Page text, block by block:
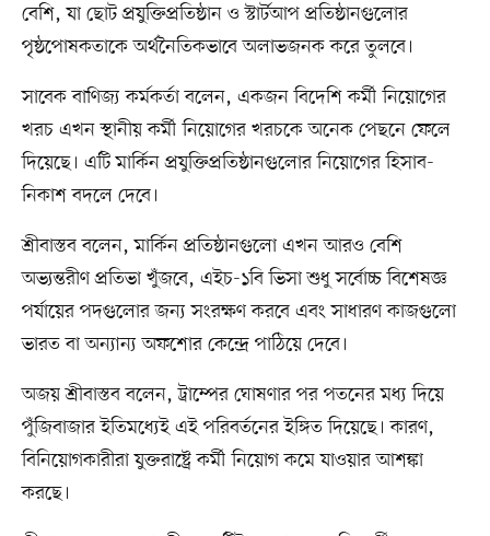
বেশি, যা ছোট প্রযুক্তিপ্রতিষ্ঠান ও স্টার্টআপ প্রতিষ্ঠানগুলোর
পৃষ্ঠপোষকতাকে অর্থনৈতিকভাবে অলাভজনক করে তুলবে।
সাবেক বাণিজ্য কর্মকর্তা বলেন, একজন বিদেশি কর্মী নিয়োগের
খরচ এখন স্থানীয় কর্মী নিয়োগের খরচকে অনেক পেছনে ফেলে
দিয়েছে। এটি মার্কিন প্রযুক্তিপ্রতিষ্ঠানগুলোর নিয়োগের হিসাব-
নিকাশ বদলে দেবে।
শ্রীবাস্তব বলেন, মার্কিন প্রতিষ্ঠানগুলো এখন আরও বেশি
অভ্যন্তরীণ প্রতিভা খুঁজবে, এইচ-১বি ভিসা শুধু সর্বোচ্চ বিশেষজ্ঞ
পর্যায়ের পদগুলোর জন্য সংরক্ষণ করবে এবং সাধারণ কাজগুলো
ভারত বা অন্যান্য অফশোর কেন্দ্রে পাঠিয়ে দেবে।
অজয় শ্রীবাস্তব বলেন, ট্রাম্পের ঘোষণার পর পতনের মধ্য দিয়ে
পুঁজিবাজার ইতিমধ্যেই এই পরিবর্তনের ইঙ্গিত দিয়েছে। কারণ,
বিনিয়োগকারীরা যুক্তরাষ্ট্রে কর্মী নিয়োগ কমে যাওয়ার আশঙ্কা
করছে।